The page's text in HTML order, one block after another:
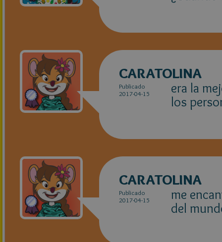
CARATOLINA
Publicado
2017-04-15
era la
los
CARATOLINA
Publicado
2017-04-15
me
del